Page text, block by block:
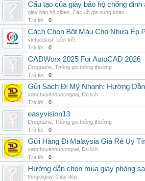
Cấu tạo của giày bảo hộ chống đinh
giày bảo hộ ziben Các đồ gia dụng khác
Trả lời:
0
Cách Chọn Bột Màu Cho Nhựa Ép
vietucplast Liên kết
Trả lời:
0
CADWorx 2025 For AutoCAD 2026
Drograms Thông gió thông thường
Trả lời:
0
Gửi Sách Đi Mỹ Nhanh: Hướng
vanchuyennuocngoai Du lịch
Trả lời:
0
easyvision13
Drograms Thông gió thông thường
Trả lời:
0
Gửi Hàng Đi Malaysia Giá Rẻ Uy
vanchuyennuocngoai Du lịch
Trả lời:
0
Hướng dẫn chọn mua giày phòng
thegioigiay, Giày dép